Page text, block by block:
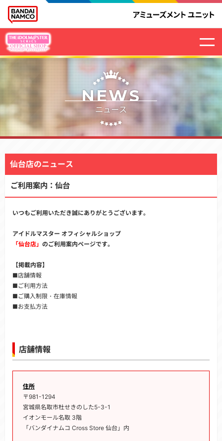
NEWS
ニュース
仙台店のニュース
ご利用案内：仙台
いつもご利用いただき誠にありがとうございます。
アイドルマスター オフィシャルショップ
「仙台店」 のご利用案内ページです。
【掲載内容】
■店舗情報
■ご利用方法
■ご購入制限・在庫情報
■お支払方法
店舗情報
住所
〒981-1294
宮城県名取市杜せきのした5-3-1
イオンモール名取 3階
「バンダイナムコ Cross Store 仙台」内